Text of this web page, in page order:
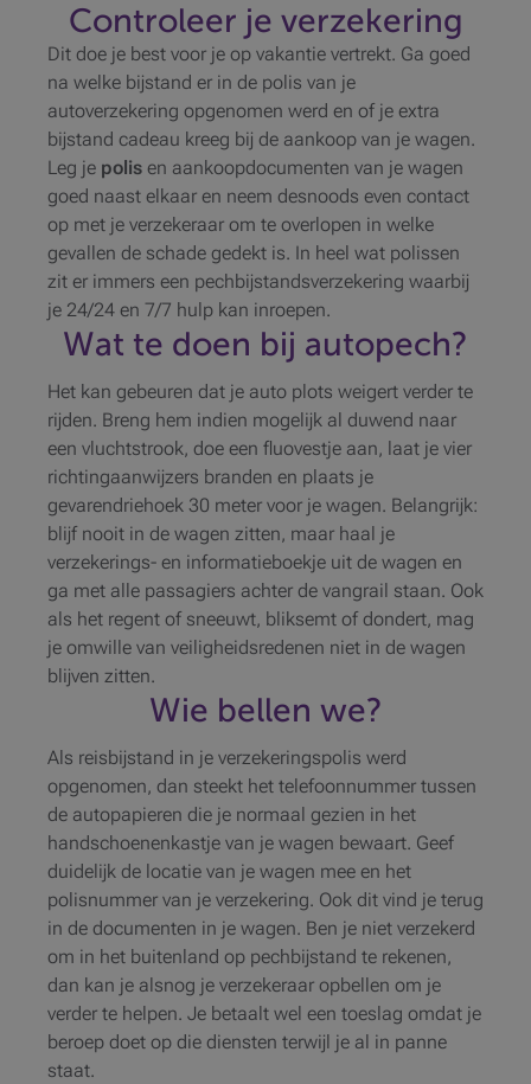
Controleer je verzekering
Dit doe je best voor je op vakantie vertrekt. Ga goed
na welke bijstand er in de polis van je
autoverzekering opgenomen werd en of je extra
bijstand cadeau kreeg bij de aankoop van je wagen.
Leg je polis en aankoopdocumenten van je wagen
goed naast elkaar en neem desnoods even contact
op met je verzekeraar om te overlopen in welke
gevallen de schade gedekt is. In heel wat polissen
zit er immers een pechbijstandsverzekering waarbij
je 24/24 en 7/7 hulp kan inroepen.
Wat te doen bij autopech?
Het kan gebeuren dat je auto plots weigert verder te
rijden. Breng hem indien mogelijk al duwend naar
een vluchtstrook, doe een fluovestje aan, laat je vier
richtingaanwijzers branden en plaats je
gevarendriehoek 30 meter voor je wagen. Belangrijk:
blijf nooit in de wagen zitten, maar haal je
verzekerings- en informatieboekje uit de wagen en
ga met alle passagiers achter de vangrail staan. Ook
als het regent of sneeuwt, bliksemt of dondert, mag
je omwille van veiligheidsredenen niet in de wagen
blijven zitten.
Wie bellen we?
Als reisbijstand in je verzekeringspolis werd
opgenomen, dan steekt het telefoonnummer tussen
de autopapieren die je normaal gezien in het
handschoenenkastje van je wagen bewaart. Geef
duidelijk de locatie van je wagen mee en het
polisnummer van je verzekering. Ook dit vind je terug
in de documenten in je wagen. Ben je niet verzekerd
om in het buitenland op pechbijstand te rekenen,
dan kan je alsnog je verzekeraar opbellen om je
verder te helpen. Je betaalt wel een toeslag omdat je
beroep doet op die diensten terwijl je al in panne
staat.